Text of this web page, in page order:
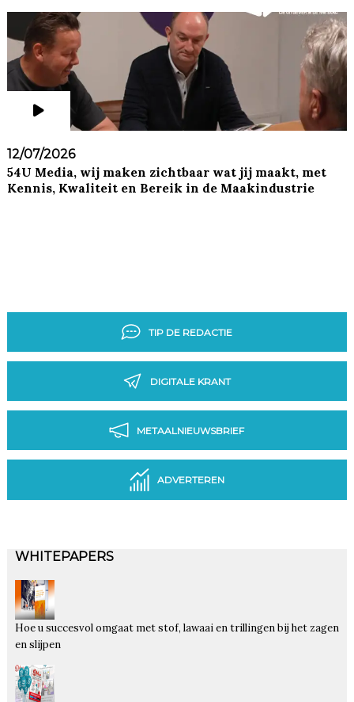
12/07/2026
54U Media, wij maken zichtbaar wat jij maakt, met
Kennis, Kwaliteit en Bereik in de Maakindustrie
TIP DE REDACTIE
DIGITALE KRANT
METAALNIEUWSBRIEF
ADVERTEREN
WHITEPAPERS
Hoe u succesvol omgaat met stof, lawaai en trillingen bij het zagen
en slijpen